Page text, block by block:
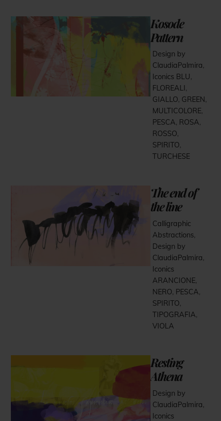
Kosode
Pattern
Design by
ClaudiaPalmira,
Iconics BLU,
FLOREALI,
GIALLO, GREEN,
MULTICOLORE,
PESCA, ROSA,
ROSSO,
SPIRITO,
TURCHESE
The end of
the line
Calligraphic
Abstractions,
Design by
ClaudiaPalmira,
Iconics
ARANCIONE,
NERO, PESCA,
SPIRITO,
TIPOGRAFIA,
VIOLA
Resting
Athena
Design by
ClaudiaPalmira,
Iconics